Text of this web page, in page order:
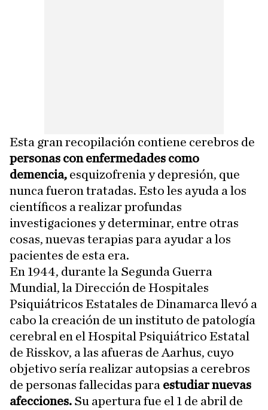
Esta gran recopilación contiene cerebros de
personas con enfermedades como
demencia, esquizofrenia y depresión, que
nunca fueron tratadas. Esto les ayuda a los
científicos a realizar profundas
investigaciones y determinar, entre otras
cosas, nuevas terapias para ayudar a los
pacientes de esta era.
En 1944, durante la Segunda Guerra
Mundial, la Dirección de Hospitales
Psiquiátricos Estatales de Dinamarca llevó a
cabo la creación de un instituto de patología
cerebral en el Hospital Psiquiátrico Estatal
de Risskov, a las afueras de Aarhus, cuyo
objetivo sería realizar autopsias a cerebros
de personas fallecidas para estudiar nuevas
afecciones. Su apertura fue el 1 de abril de